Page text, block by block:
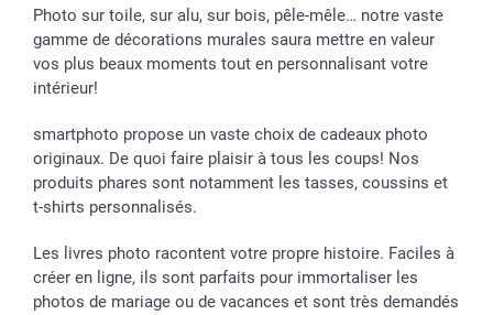
Stickers & Etiquettes
Chèque Cadeau
Affiliation
Investor Relations
B2B smartbusiness
Droit de rétractation
Confirmation ou communion
Mariage
Fête d'anniversaire
Collection naissance
Tous les évènements
Livraison en 48 heures
Modes de Paiement
Identifiez-vous
Plan du site
Statut de ma commande
smarfriends
smartgarantie
smartbonus
Photo sur toile, sur alu, sur bois, pêle-mêle… notre vaste
gamme de décorations murales saura mettre en valeur
vos plus beaux moments tout en personnalisant votre
intérieur!
smartphoto propose un vaste choix de cadeaux photo
originaux. De quoi faire plaisir à tous les coups! Nos
produits phares sont notamment les tasses, coussins et
t-shirts personnalisés.
Les livres photo racontent votre propre histoire. Faciles à
créer en ligne, ils sont parfaits pour immortaliser les
photos de mariage ou de vacances et sont très demandés